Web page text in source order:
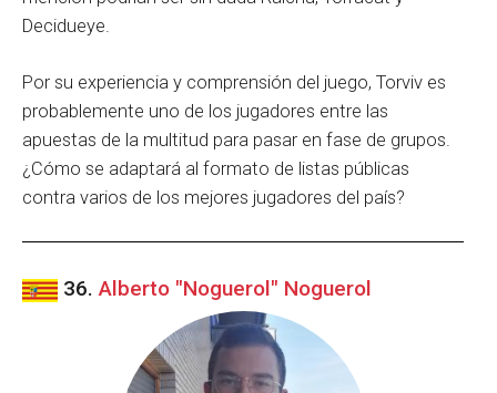
Decidueye.
Por su experiencia y comprensión del juego, Torviv es
probablemente uno de los jugadores entre las
apuestas de la multitud para pasar en fase de grupos.
¿Cómo se adaptará al formato de listas públicas
contra varios de los mejores jugadores del país?
36.Alberto "Noguerol" Noguerol